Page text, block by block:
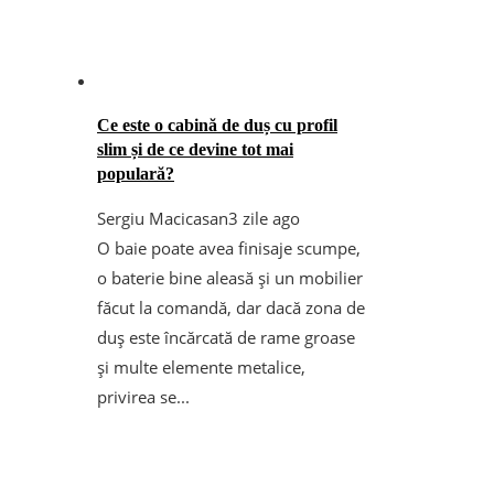
Ce este o cabină de duș cu profil
slim și de ce devine tot mai
populară?
Sergiu Macicasan3 zile ago
O baie poate avea finisaje scumpe,
o baterie bine aleasă și un mobilier
făcut la comandă, dar dacă zona de
duș este încărcată de rame groase
și multe elemente metalice,
privirea se...